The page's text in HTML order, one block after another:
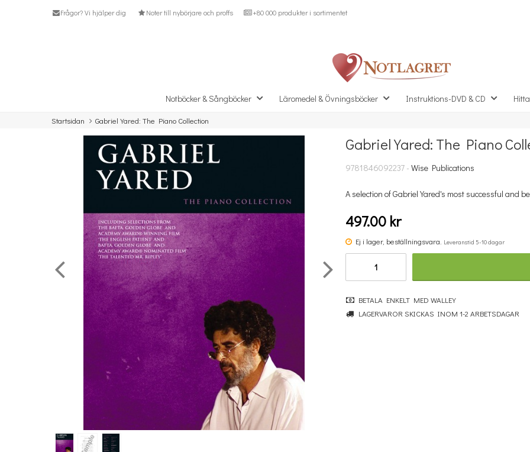
Frågor? Vi hjälper dig Noter till nybörjare och proffs +80 000 produkter i sortimentet
Notböcker & Sångböcker Läromedel & Övningsböcker Instruktions-DVD & CD
Startsidan Gabriel Yared: The Piano Collection
Missa inte detta...
Gabriel Yared: The Piano
9781846092237 - Wise Publications
A selection of Gabriel Yared's most successful and
497.00 kr
Ej i lager, beställningsvara. Leveranstid 5-10 dagar
BETALA ENKELT MED WALLEY
LAGERVAROR SKICKAS INOM 1-2 ARBETSDAGAR